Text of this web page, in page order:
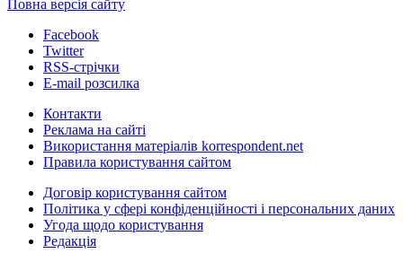
Повна версія сайту
Facebook
Twitter
RSS-стрічки
E-mail розсилка
Контакти
Реклама на сайті
Використання матеріалів korrespondent.net
Правила користування сайтом
Договір користування сайтом
Політика у сфері конфіденційності і персональних даних
Угода щодо користування
Редакція